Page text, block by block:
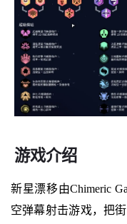
游戏介绍
新星漂移由Chimeric
空弹幕射击游戏，把